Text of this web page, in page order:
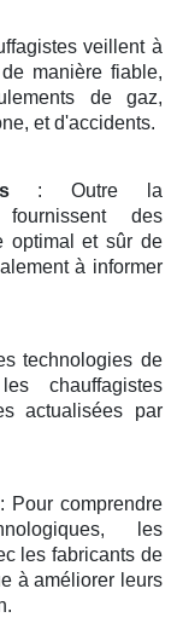
veillent à
manière fiable,
de gaz,
et d'accidents.
: Outre la
des
optimal et sûr de
à informer
technologies de
chauffagistes
actualisées par
Pour comprendre
les
les fabricants de
à améliorer leurs